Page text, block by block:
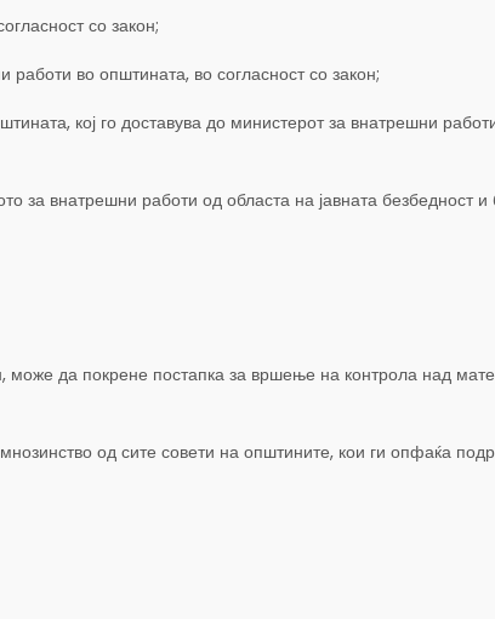
со закон;
во општината, во согласност со закон;
кој го доставува до министерот за внатрешни
внатрешни работи од областа на јавната безбедност и
може да покрене постапка за вршење на контрола над
од сите совети на општините, кои ги опфаќа